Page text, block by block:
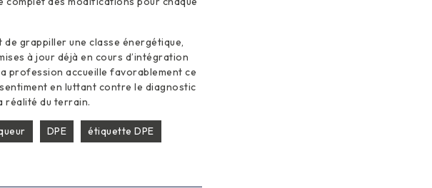
grappiller une classe énergétique,
à jour déjà en cours d’intégration
profession accueille favorablement ce
sentiment en luttant contre le diagnostic
réalité du terrain.
DPE
étiquette DPE